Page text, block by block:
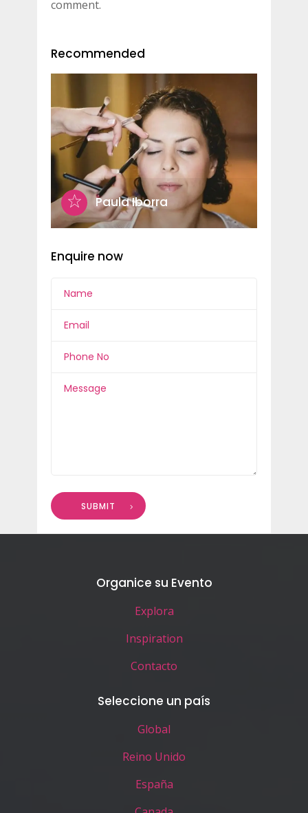
comment.
Recommended
Paula Iborra
Enquire now
SUBMIT
Organice su Evento
Explora
Inspiration
Contacto
Seleccione un país
Global
Reino Unido
España